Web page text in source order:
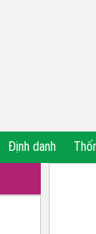
Định danh